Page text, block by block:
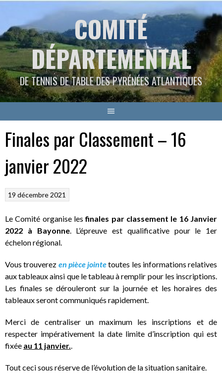
contenu
COMITÉ
DÉPARTEMENTAL
DE TENNIS DE TABLE DES PYRÉNÉES ATLANTIQUES
Finales par Classement – 16
janvier 2022
19 décembre 2021
Le Comité organise lesfinales par classement le 16 Janvier
2022 à Bayonne. L’épreuve est qualificative pour le 1er
échelon régional.
Vous trouverez en pièce jointetoutes les informations relatives
aux tableaux ainsi que le tableau à remplir pour les inscriptions.
Les finales se dérouleront sur la journée et les horaires des
tableaux seront communiqués rapidement.
Merci de centraliser un maximum les inscriptions et de
respecter impérativement la date limite d’inscription qui est
fixée au 11 janvier.
Tout ceci sous réserve de l’évolution de la situation sanitaire.